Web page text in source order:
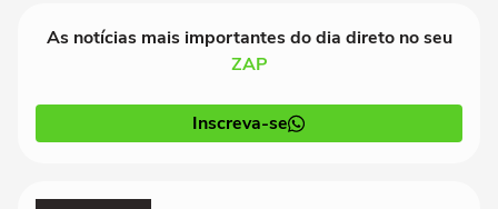
As notícias mais importantes do dia direto no seu
ZAP
Inscreva-se